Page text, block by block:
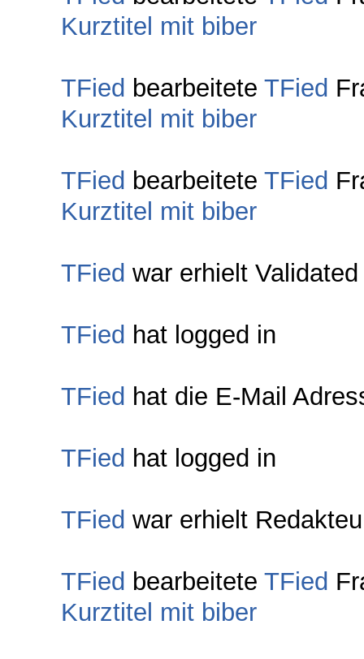
Kurztitel mit biber
TFied bearbeitete TFied
Kurztitel mit biber
TFied bearbeitete TFied
Kurztitel mit biber
TFied war erhielt
TFied hat logged in
TFied hat die E-Mail
TFied hat logged in
TFied war erhielt
TFied bearbeitete TFied
Kurztitel mit biber